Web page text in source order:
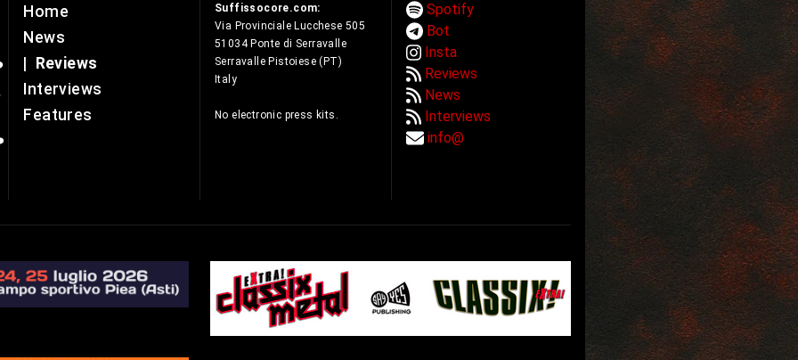
Home
News
Reviews
Interviews
Features
Suffissocore.com:
Via Provinciale Lucchese 505
51034 Ponte di Serravalle
Serravalle Pistoiese (PT)
Italy
No electronic press kits.
Spotify
Bot
Insta
Reviews
News
Interviews
info@